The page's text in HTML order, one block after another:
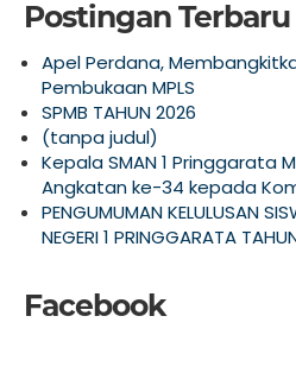
Postingan Terbaru
Apel Perdana,
Pembukaan MPLS
SPMB TAHUN 2026
(tanpa judul)
Kepala SMAN 1 Pringgarata
Angkatan ke-34 kepada
PENGUMUMAN KELULUSAN
NEGERI 1 PRINGGARATA
Facebook